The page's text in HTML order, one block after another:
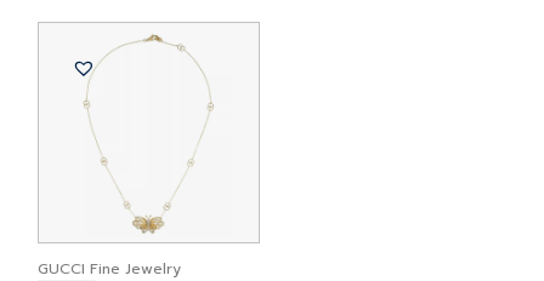
GUCCI Fine Jewelry